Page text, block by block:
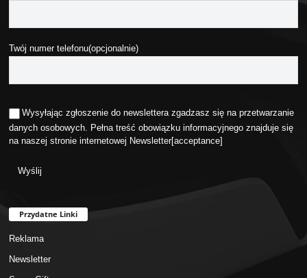
Twój numer telefonu(opcjonalnie)
Wysyłając zgłoszenie do newslettera zgadzasz się na przetwarzanie
danych osobowych. Pełna treść obowiązku informacyjnego znajduje się
na naszej stronie internetowej Newsletter[acceptance]
Przydatne Linki
Reklama
Newsletter